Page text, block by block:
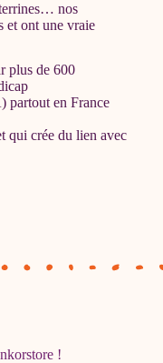
nos
et ont une vraie
plus de 600
partout en France
qui crée du lien avec
!